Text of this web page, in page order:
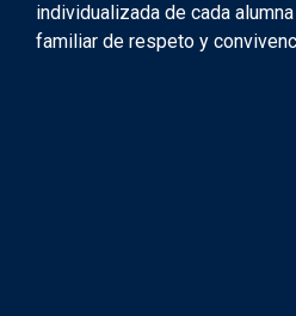
individualizada de cada
familiar de respeto y